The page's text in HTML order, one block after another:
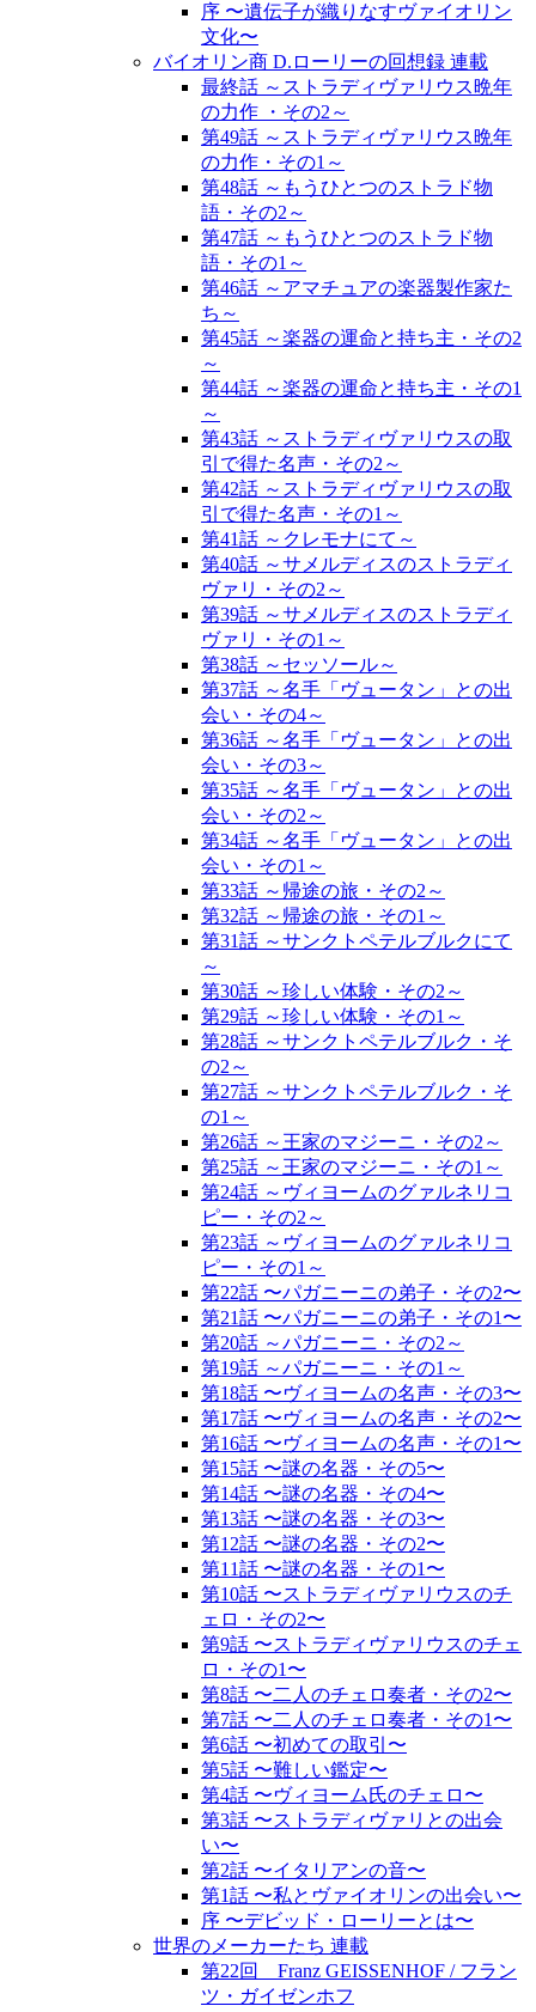
序 〜遺伝子が織りなすヴァイオリン
文化〜
バイオリン商 D.ローリーの回想録 連載
最終話 ～ストラディヴァリウス晩年
の力作 ・その2～
第49話 ～ストラディヴァリウス晩年
の力作・その1～
第48話 ～もうひとつのストラド物
語・その2～
第47話 ～もうひとつのストラド物
語・その1～
第46話 ～アマチュアの楽器製作家た
ち～
第45話 ～楽器の運命と持ち主・その2
～
第44話 ～楽器の運命と持ち主・その1
～
第43話 ～ストラディヴァリウスの取
引で得た名声・その2～
第42話 ～ストラディヴァリウスの取
引で得た名声・その1～
第41話 ～クレモナにて～
第40話 ～サメルディスのストラディ
ヴァリ・その2～
第39話 ～サメルディスのストラディ
ヴァリ・その1～
第38話 ～セッソール～
第37話 ～名手「ヴュータン」との出
会い・その4～
第36話 ～名手「ヴュータン」との出
会い・その3～
第35話 ～名手「ヴュータン」との出
会い・その2～
第34話 ～名手「ヴュータン」との出
会い・その1～
第33話 ～帰途の旅・その2～
第32話 ～帰途の旅・その1～
第31話 ～サンクトペテルブルクにて
～
第30話 ～珍しい体験・その2～
第29話 ～珍しい体験・その1～
第28話 ～サンクトペテルブルク・そ
の2～
第27話 ～サンクトペテルブルク・そ
の1～
第26話 ～王家のマジーニ・その2～
第25話 ～王家のマジーニ・その1～
第24話 ～ヴィヨームのグァルネリコ
ピー・その2～
第23話 ～ヴィヨームのグァルネリコ
ピー・その1～
第22話 〜パガニーニの弟子・その2〜
第21話 〜パガニーニの弟子・その1〜
第20話 ～パガニーニ・その2～
第19話 ～パガニーニ・その1～
第18話 〜ヴィヨームの名声・その3〜
第17話 〜ヴィヨームの名声・その2〜
第16話 〜ヴィヨームの名声・その1〜
第15話 〜謎の名器・その5〜
第14話 〜謎の名器・その4〜
第13話 〜謎の名器・その3〜
第12話 〜謎の名器・その2〜
第11話 〜謎の名器・その1〜
第10話 〜ストラディヴァリウスのチ
ェロ・その2〜
第9話 〜ストラディヴァリウスのチェ
ロ・その1〜
第8話 〜二人のチェロ奏者・その2〜
第7話 〜二人のチェロ奏者・その1〜
第6話 〜初めての取引〜
第5話 〜難しい鑑定〜
第4話 〜ヴィヨーム氏のチェロ〜
第3話 〜ストラディヴァリとの出会
い〜
第2話 〜イタリアンの音〜
第1話 〜私とヴァイオリンの出会い〜
序 〜デビッド・ローリーとは〜
世界のメーカーたち 連載
第22回 Franz GEISSENHOF / フラン
ツ・ガイゼンホフ